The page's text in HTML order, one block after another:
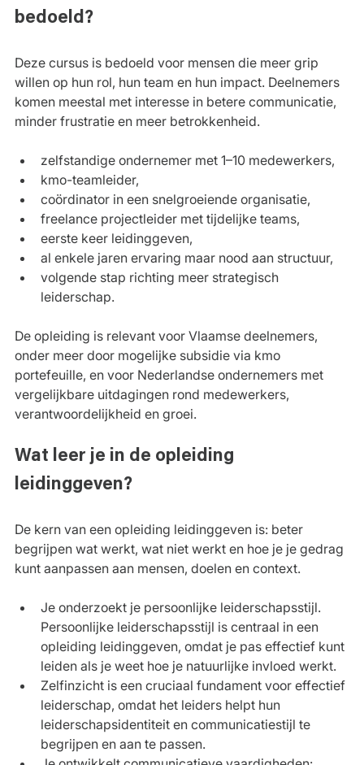
bedoeld?
Deze cursus is bedoeld voor mensen die meer grip
willen op hun rol, hun team en hun impact. Deelnemers
komen meestal met interesse in betere communicatie,
minder frustratie en meer betrokkenheid.
zelfstandige ondernemer met 1–10 medewerkers,
kmo-teamleider,
coördinator in een snelgroeiende organisatie,
freelance projectleider met tijdelijke teams,
eerste keer leidinggeven,
al enkele jaren ervaring maar nood aan structuur,
volgende stap richting meer strategisch
leiderschap.
De opleiding is relevant voor Vlaamse deelnemers,
onder meer door mogelijke subsidie via kmo
portefeuille, en voor Nederlandse ondernemers met
vergelijkbare uitdagingen rond medewerkers,
verantwoordelijkheid en groei.
Wat leer je in de opleiding
leidinggeven?
De kern van een opleiding leidinggeven is: beter
begrijpen wat werkt, wat niet werkt en hoe je je gedrag
kunt aanpassen aan mensen, doelen en context.
Je onderzoekt je persoonlijke leiderschapsstijl.
Persoonlijke leiderschapsstijl is centraal in een
opleiding leidinggeven, omdat je pas effectief kunt
leiden als je weet hoe je natuurlijke invloed werkt.
Zelfinzicht is een cruciaal fundament voor effectief
leiderschap, omdat het leiders helpt hun
leiderschapsidentiteit en communicatiestijl te
begrijpen en aan te passen.